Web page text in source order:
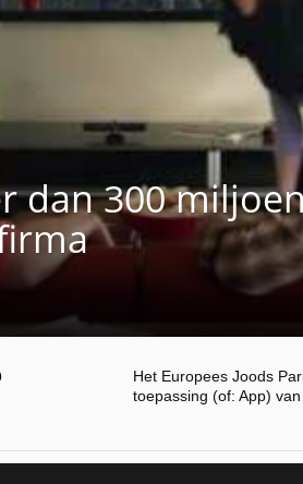
dan 300
Het Europees Joods
toepassing (of: App)